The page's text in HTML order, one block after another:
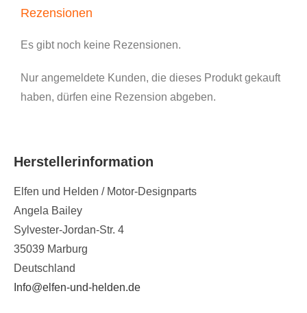
Rezensionen
Es gibt noch keine Rezensionen.
Nur angemeldete Kunden, die dieses Produkt gekauft
haben, dürfen eine Rezension abgeben.
Herstellerinformation
Elfen und Helden / Motor-Designparts
Angela Bailey
Sylvester-Jordan-Str. 4
35039 Marburg
Deutschland
Info@elfen-und-helden.de